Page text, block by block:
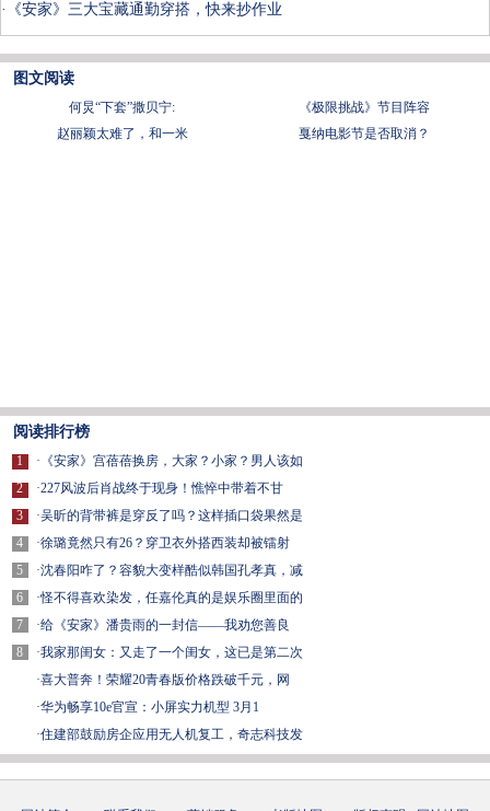
·
《安家》三大宝藏通勤穿搭，快来抄作业
图文阅读
何炅“下套”撒贝宁:
《极限挑战》节目阵容
赵丽颖太难了，和一米
戛纳电影节是否取消？
阅读排行榜
1
2
3
4
5
6
7
8
· 《安家》宫蓓蓓换房，大家？小家？男人该如
·227风波后肖战终于现身！憔悴中带着不甘
·吴昕的背带裤是穿反了吗？这样插口袋果然是
·徐璐竟然只有26？穿卫衣外搭西装却被镭射
·沈春阳咋了？容貌大变样酷似韩国孔孝真，减
·怪不得喜欢染发，任嘉伦真的是娱乐圈里面的
·给《安家》潘贵雨的一封信——我劝您善良
·我家那闺女：又走了一个闺女，这已是第二次
·喜大普奔！荣耀20青春版价格跌破千元，网
·华为畅享10e官宣：小屏实力机型 3月1
·住建部鼓励房企应用无人机复工，奇志科技发